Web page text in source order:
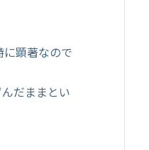
顕著なので
だままとい